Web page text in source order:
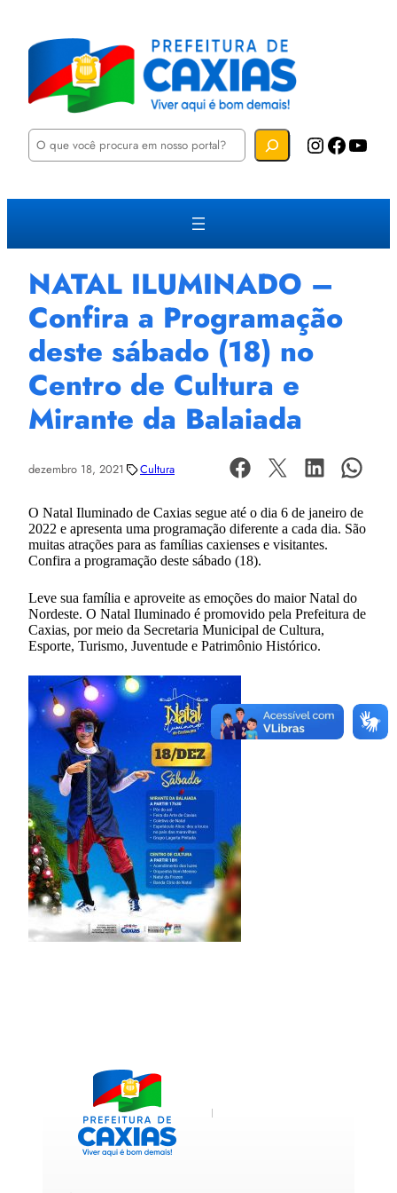
P
u
a
Instagram Facebook YouTube
NATAL ILUMINADO –
Confira a Programação
deste sábado (18) no
Centro de Cultura e
Mirante da Balaiada
dezembro 18, 2021 Cultura
O Natal Iluminado de Caxias segue até o dia 6 de janeiro de
2022 e apresenta uma programação diferente a cada dia. São
muitas atrações para as famílias caxienses e visitantes.
Confira a programação deste sábado (18).
Leve sua família e aproveite as emoções do maior Natal do
Nordeste. O Natal Iluminado é promovido pela Prefeitura de
Caxias, por meio da Secretaria Municipal de Cultura,
Esporte, Turismo, Juventude e Patrimônio Histórico.